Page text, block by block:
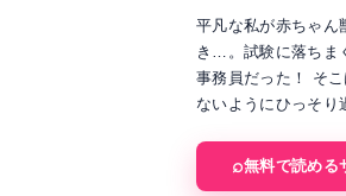
平凡な私が赤ちゃ
き…。試験に落ちま
事務員だった！ そ
ないようにひっそり
無料で読める